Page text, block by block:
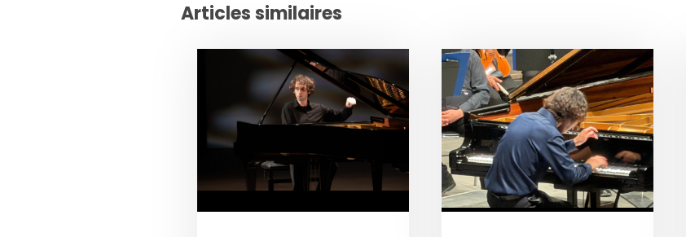
Articles similaires